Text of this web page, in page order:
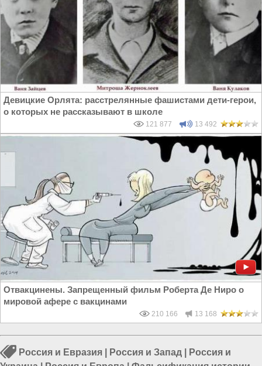
Девицкие Орлята: расстрелянные фашистами дети-герои,
о которых не рассказывают в школе
121 877 13 492
Отвакцинены. Запрещенный фильм Роберта Де Ниро о
мировой афере с вакцинами
210 166 13 168
Россия и Евразия Россия и Запад
Россия и